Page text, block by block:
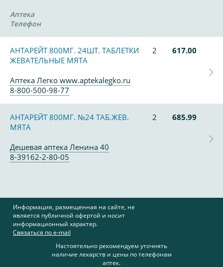
Аптека
Телефон
АНТАРЕЙТ 800МГ. 24ШТ. ТАБЛЕТКИ
ЖЕВАТЕЛЬНЫЕ МЯТА
2 617.00
Аптека Легко www.aptekalegko.ru
8-800-500-98-77
АНТАРЕЙТ 800МГ. №24 ТАБ.ЖЕВ.
МЯТА
2 685.99
Дешевая аптека Ленина 40
8-39162-2-80-05
Информация, размещенная на сайте, не
является публичной офертой и носит
информационный характер.
Связаться по e-mail
Настоятельно рекомендуем уточнять
наличие лекарств и цены по телефонам
аптек.